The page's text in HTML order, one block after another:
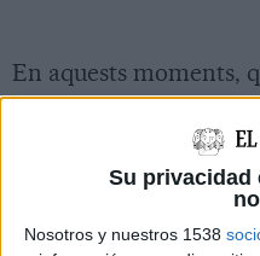
Su privacidad
Nosotros y nuestros 1538
En aquests moments,
la cursa,ja hi ha
, que faran
d'aquestesdeu